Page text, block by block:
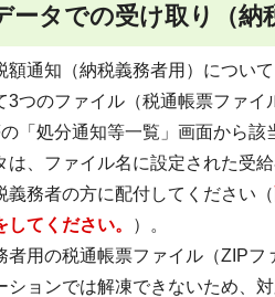
ータでの受け取り（納
額通知（納税義務者用）につい
3つのファイル（税通帳票ファ
「処分通知等一覧」画面から該
は、ファイル名に設定された受給
義務者の方に配付してください（
してください。
）。
用の税通帳票ファイル（ZIPフ
ションでは解凍できないため、